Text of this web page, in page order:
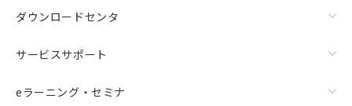
ダウンロードセンタ
サービスサポート
eラーニング・セミナ